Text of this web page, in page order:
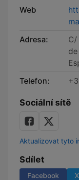
Web
Adresa:
C/
Telefon:
Sociální sítě
Aktualizovat tyto
Sdílet
Facebook X